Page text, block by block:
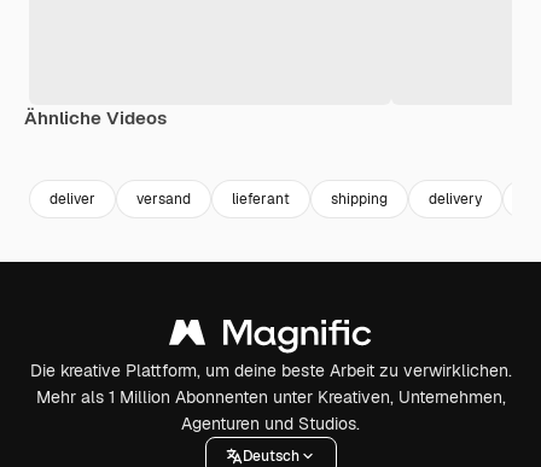
Ähnliche Videos
deliver versand lieferant shipping delivery
Die kreative Plattform, um deine beste Arbeit zu verwirklichen.
Mehr als 1 Million Abonnenten unter Kreativen, Unternehmen,
Agenturen und Studios.
Deutsch